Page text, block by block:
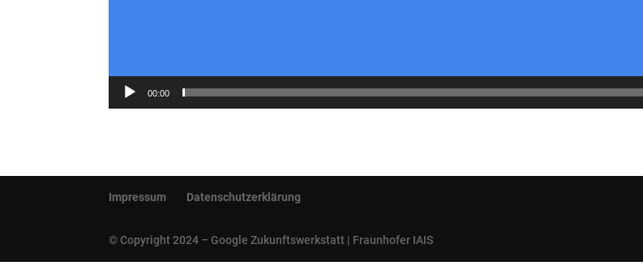
00:00
Impressum Datenschutzerklärung
© Copyright 2024 – Google Zukunftswerkstatt | Fraunhofer IAIS